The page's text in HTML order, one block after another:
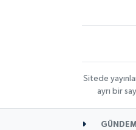
Sitede
ayrı bir